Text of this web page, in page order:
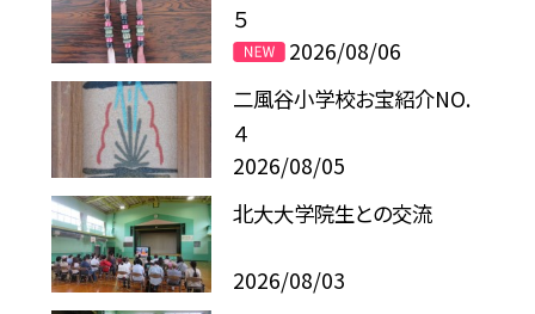
５
2026/08/06
二風谷小学校お宝紹介NO.
４
2026/08/05
北大大学院生との交流
2026/08/03